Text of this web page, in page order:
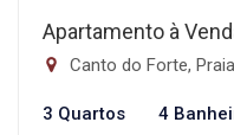
Apartamento à
Canto do Forte,
3 Quartos 4